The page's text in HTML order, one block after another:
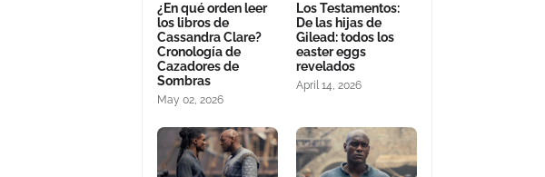
¿En qué orden leer
los libros de
Cassandra Clare?
Cronología de
Cazadores de
Sombras
May 02, 2026
Los Testamentos:
De las hijas de
Gilead: todos los
easter eggs
revelados
April 14, 2026